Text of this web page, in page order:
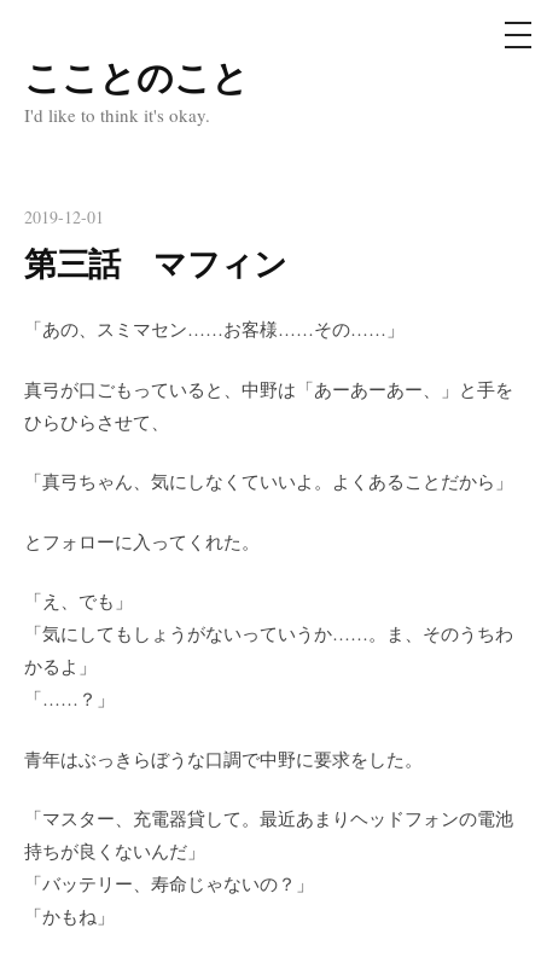
コ
ン
ス
ッ
こことのこと
I'd like to think it's okay.
メ
ニ
2019-12-01
第三話 マフィン
「あの、スミマセン……お客様……その……」
真弓が口ごもっていると、中野は「あーあーあー、」と手を
ひらひらさせて、
「真弓ちゃん、気にしなくていいよ。よくあることだから」
とフォローに入ってくれた。
「え、でも」
「気にしてもしょうがないっていうか……。ま、そのうちわ
かるよ」
「……？」
青年はぶっきらぼうな口調で中野に要求をした。
「マスター、充電器貸して。最近あまりヘッドフォンの電池
持ちが良くないんだ」
「バッテリー、寿命じゃないの？」
「かもね」